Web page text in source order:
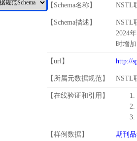
【Schema名称】 NSTL
【Schema描述】
NSTL
2024
时增
【url】 http://
【所属元数据规范】 NSTL
【在线验证和引用】
1.
2.
3.
【样例数据】
期刊